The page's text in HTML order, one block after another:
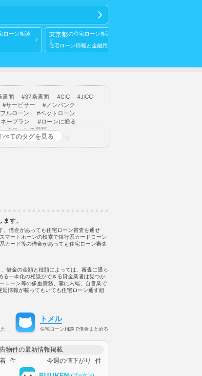
ローン相談 東京都の住宅ローン相談
と
住宅ローン情報 と金融用語
書面 37条書面 CIC
JICC
サービサー
ノンバンク
フルローン
ペットローン
ープラン
ローンに通る
ローンの種類
ローン審査に通る方法
不法占拠 不法行為
二重譲渡
借地借家法
に通った
に通った
に通る
審査に通る方法
ーンに通る
ーンに通る方法
ーン審査に通る方法
通る
通る方法
借金あっても通る
ーンに通る
ーンに通る方法
ン審査に通る
ン審査に通る方法
べてのタグを見る
す。
。借金があっても住宅ローン審査を通せ
マートホーンの検索で銀行系カードローン
カード等の借金があっても住宅ローン審査
借金の金額と種類によっては、審査に通ら
一本化の相談ができる貸金業者は見つか
ローン等の多重債務、妻に内緒、自営業で
情報が載ってもいても住宅ローン通す組
トメル
住宅ローン相談で借金まとめる
物件の最新情報掲載
件 今週の値下がり 件